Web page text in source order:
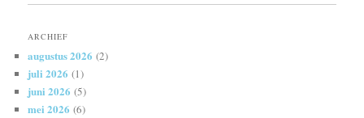
ARCHIEF
augustus 2026 (2)
juli 2026 (1)
juni 2026 (5)
mei 2026 (6)